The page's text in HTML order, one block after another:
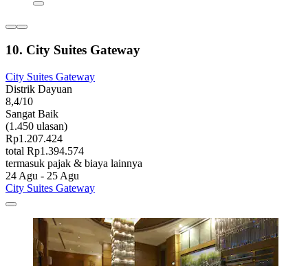
10. City Suites Gateway
City Suites Gateway
Distrik Dayuan
8,4/10
Sangat Baik
(1.450 ulasan)
Rp1.207.424
total Rp1.394.574
termasuk pajak & biaya lainnya
24 Agu - 25 Agu
City Suites Gateway